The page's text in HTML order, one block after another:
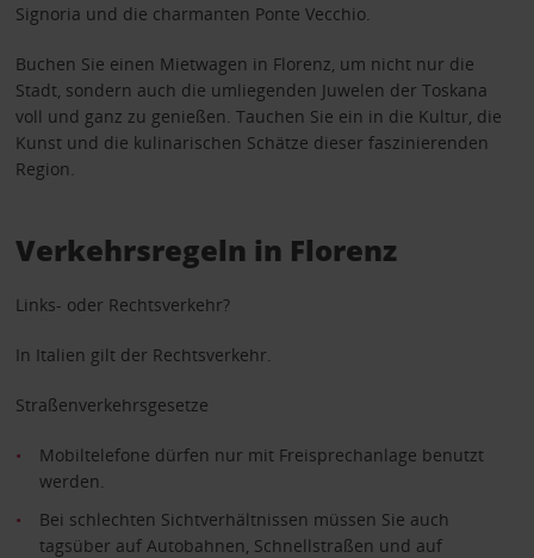
Signoria und die charmanten Ponte Vecchio.
Buchen Sie einen Mietwagen in Florenz, um nicht nur die
Stadt, sondern auch die umliegenden Juwelen der Toskana
voll und ganz zu genießen. Tauchen Sie ein in die Kultur, die
Kunst und die kulinarischen Schätze dieser faszinierenden
Region.
Verkehrsregeln in Florenz
Links- oder Rechtsverkehr?
In Italien gilt der Rechtsverkehr.
Straßenverkehrsgesetze
Mobiltelefone dürfen nur mit Freisprechanlage benutzt
werden.
Bei schlechten Sichtverhältnissen müssen Sie auch
tagsüber auf Autobahnen, Schnellstraßen und auf